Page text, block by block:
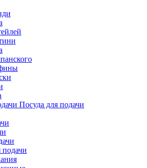
Посуда для подачи